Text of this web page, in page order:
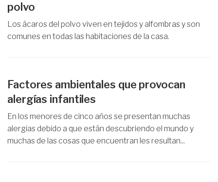
polvo
Los ácaros del polvo viven en tejidos y alfombras y son
comunes en todas las habitaciones de la casa.
Factores ambientales que provocan
alergías infantiles
En los menores de cinco años se presentan muchas
alergias debido a que están descubriendo el mundo y
muchas de las cosas que encuentran les resultan...